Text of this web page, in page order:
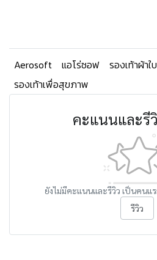
Aerosoft แอโร่ซอฟ รองเท้าผ้า
รองเท้าเพื่อสุขภาพ
คะแนนและรี
ยังไม่มีคะแนนและรีวิว เป็นคนแ
รีวิว